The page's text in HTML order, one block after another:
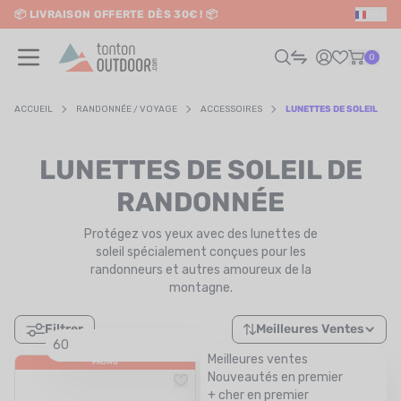
content
📦 LIVRAISON OFFERTE DÈS 30€ ! 📦
✨ RETRAIT EN MAGASIN GRATUIT
0
/ NATATION
SPORTS
ACCUEIL RANDONNÉE / VOYAGE ACCESSOIRES LUNETTES DE SOLEIL
LUNETTES DE SOLEIL DE
RANDONNÉE
Protégez vos yeux avec des lunettes de
soleil spécialement conçues pour les
randonneurs et autres amoureux de la
montagne.
Filtrer
60
Meilleures Ventes
Meilleures ventes
Nouveautés en premier
+ cher en premier
PROMO PROMO